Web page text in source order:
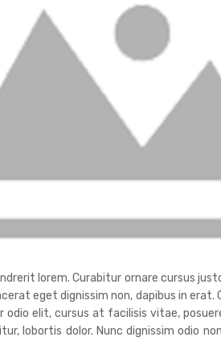
lorem. Curabitur ornare cursus
eget dignissim non, dapibus in
odio elit, cursus at facilisis vitae,
lobortis dolor. Nunc dignissim odio